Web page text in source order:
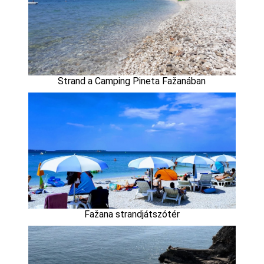
Strand a Camping Pineta Fažanában
Fažana strandjátszótér